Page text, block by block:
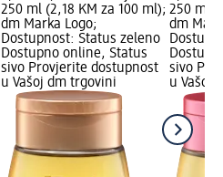
250 ml (2,18 KM za 100 ml);
dm Marka Logo;
Dostupnost: Status zeleno
Dostupno online, Status
sivo Provjerite dostupnost
u Vašoj dm trgovini
250 ml
dm
sivo
u Vašoj